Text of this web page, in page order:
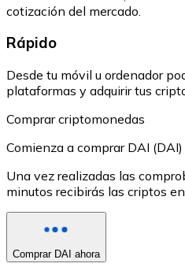
cotización del mercado.
Rápido
Desde tu móvil u ordenador
plataformas y adquirir tus
Comprar criptomonedas
Comienza a comprar DAI (DAI)
Una vez realizadas las
minutos recibirás las criptos
Comprar DAI ahora